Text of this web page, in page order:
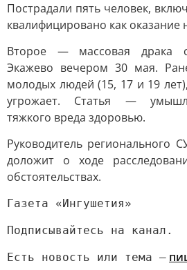
Пострадали пять человек,
квалифицировано как оказание
Второе — массовая драка
Экажево вечером 30 мая.
молодых людей (15, 17 и 19
угрожает. Статья —
тяжкого вреда здоровью.
Руководитель регионального
доложит о ходе
обстоятельствах.
Газета «Ингушетия»
Подписывайтесь на канал.
Есть новость или тема —